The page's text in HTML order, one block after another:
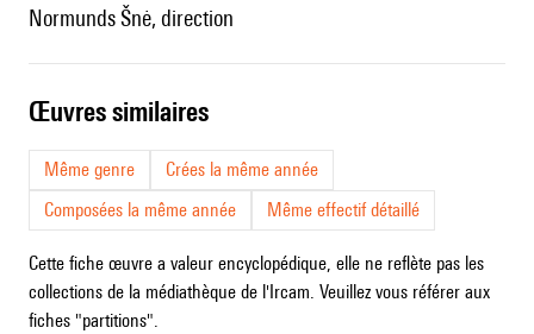
Normunds Šnė, direction
œuvres similaires
Même genre
Crées la même année
Composées la même année
Même effectif détaillé
Cette fiche œuvre a valeur encyclopédique, elle ne reflète pas les
collections de la médiathèque de l'Ircam. Veuillez vous référer aux
fiches "partitions".